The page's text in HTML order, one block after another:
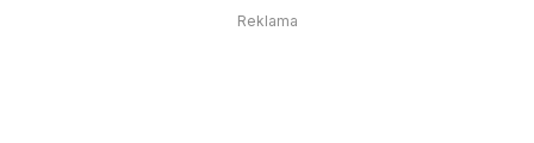
Reklama